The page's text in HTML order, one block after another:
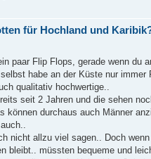
für Hochland und
paar Flip Flops, gerade wenn du
habe an der Küste nur immer
qualitativ hochwertige..
seit 2 Jahren und die sehen
können durchaus auch Männer
nicht allzu viel sagen.. Doch
bleibt.. müssten bequeme und